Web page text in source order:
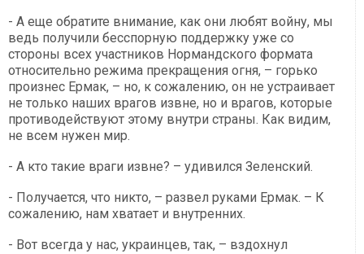
- А еще обратите внимание, как они любят войну, мы
ведь получили бесспорную поддержку уже со
стороны всех участников Нормандского формата
относительно режима прекращения огня, – горько
произнес Ермак, – но, к сожалению, он не устраивает
не только наших врагов извне, но и врагов, которые
противодействуют этому внутри страны. Как видим,
не всем нужен мир.
- А кто такие враги извне? – удивился Зеленский.
- Получается, что никто, – развел руками Ермак. – К
сожалению, нам хватает и внутренних.
- Вот всегда у нас, украинцев, так, – вздохнул